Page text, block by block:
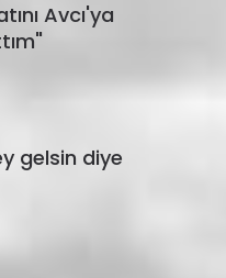
Avcı'ya
gelsin diye